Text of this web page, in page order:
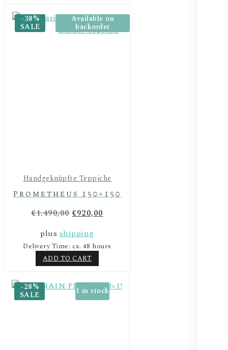
Handgeknüpfte Teppiche
-38%
SALE
Available on
backorder
Prometheus 150×150
€1.490,00Original
was:
€1.490,00.
€920,00
€920,00.
plusshipping
Delivery Time: ca. 48 hours
ADD TO CART
-28%
SALE 1 in stock